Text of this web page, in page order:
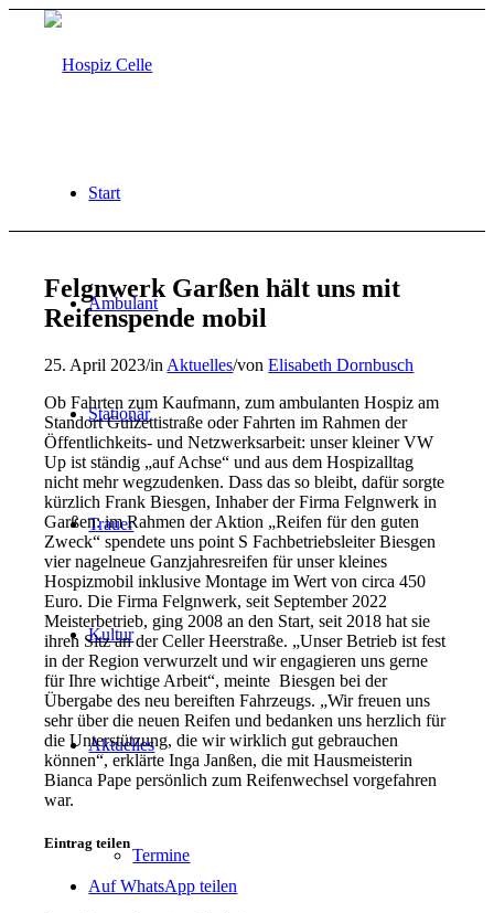
Start
Ambulant
Stationär
Trauer
Kultur
Aktuelles
Termine
Felgnwerk Garßen hält uns mit
Reifenspende mobil
25. April 2023/in Aktuelles/vonElisabeth Dornbusch
Ob Fahrten zum Kaufmann, zum ambulanten Hospiz am
Standort Guizettistraße oder Fahrten im Rahmen der
Öffentlichkeits- und Netzwerksarbeit: unser kleiner VW
Up ist ständig „auf Achse“ und aus dem Hospizalltag
nicht mehr wegzudenken. Dass das so bleibt, dafür sorgte
kürzlich Frank Biesgen, Inhaber der Firma Felgnwerk in
Garßen: im Rahmen der Aktion „Reifen für den guten
Zweck“ spendete uns point S Fachbetriebsleiter Biesgen
vier nagelneue Ganzjahresreifen für unser kleines
Hospizmobil inklusive Montage im Wert von circa 450
Euro. Die Firma Felgnwerk, seit September 2022
Meisterbetrieb, ging 2008 an den Start, seit 2018 hat sie
ihren Sitz an der Celler Heerstraße. „Unser Betrieb ist fest
in der Region verwurzelt und wir engagieren uns gerne
für Ihre wichtige Arbeit“, meinte Biesgen bei der
Übergabe des neu bereiften Fahrzeugs. „Wir freuen uns
sehr über die neuen Reifen und bedanken uns herzlich für
die Unterstützung, die wir wirklich gut gebrauchen
können“, erklärte Inga Janßen, die mit Hausmeisterin
Bianca Pape persönlich zum Reifenwechsel vorgefahren
war.
Eintrag teilen
Auf WhatsApp teilen